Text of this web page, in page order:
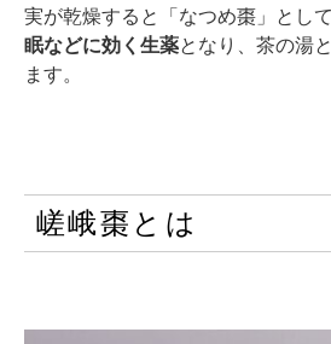
実が乾燥すると「なつめ棗」として
眠などに効く生薬となり、茶の湯
ます。
嵯峨棗とは